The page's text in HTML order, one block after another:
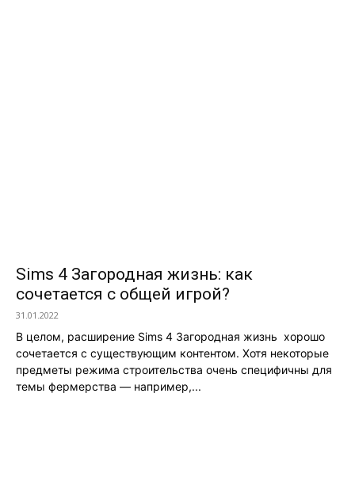
Sims 4 Загородная жизнь: как
сочетается с общей игрой?
31.01.2022
В целом, расширение Sims 4 Загородная жизнь хорошо
сочетается с существующим контентом. Хотя некоторые
предметы режима строительства очень специфичны для
темы фермерства — например,...